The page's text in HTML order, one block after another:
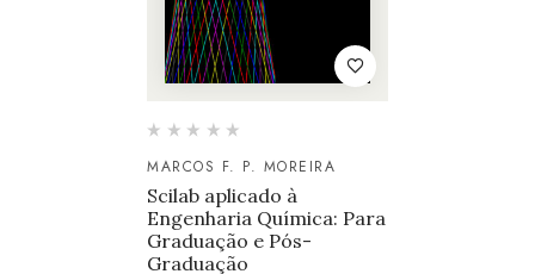
MARCOS F. P. MOREIRA
Scilab aplicado à
Engenharia Química: Para
Graduação e Pós-
Graduação